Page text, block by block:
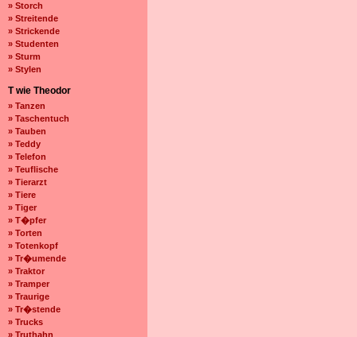
» Storch
» Streitende
» Strickende
» Studenten
» Sturm
» Stylen
T wie Theodor
» Tanzen
» Taschentuch
» Tauben
» Teddy
» Telefon
» Teuflische
» Tierarzt
» Tiere
» Tiger
» T�pfer
» Torten
» Totenkopf
» Tr�umende
» Traktor
» Tramper
» Traurige
» Tr�stende
» Trucks
» Truthahn